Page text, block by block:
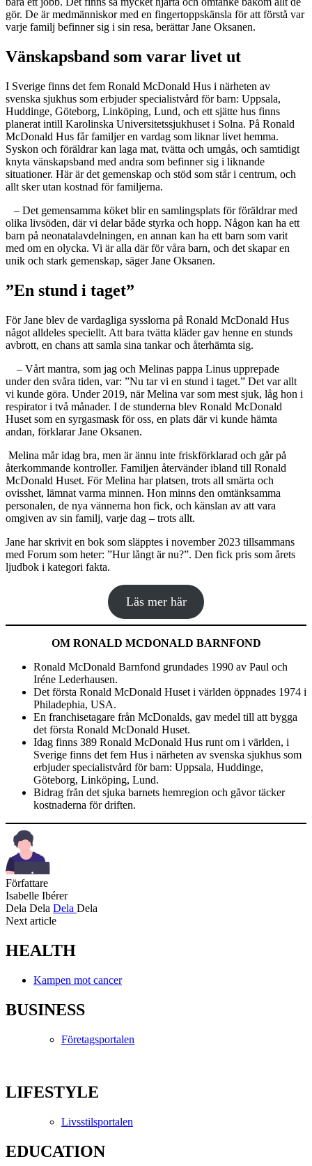
gör. De är medmänniskor med en fingertoppskänsla för att förstå var
varje familj befinner sig i sin resa, berättar Jane Oksanen.
Vänskapsband som varar livet ut
I Sverige finns det fem Ronald McDonald Hus i närheten av
svenska sjukhus som erbjuder specialistvård för barn: Uppsala,
Huddinge, Göteborg, Linköping, Lund, och ett sjätte hus finns
planerat intill Karolinska Universitetssjukhuset i Solna. På Ronald
McDonald Hus får familjer en vardag som liknar livet hemma.
Syskon och föräldrar kan laga mat, tvätta och umgås, och samtidigt
knyta vänskapsband med andra som befinner sig i liknande
situationer. Här är det gemenskap och stöd som står i centrum, och
allt sker utan kostnad för familjerna.
– Det gemensamma köket blir en samlingsplats för föräldrar med
olika livsöden, där vi delar både styrka och hopp. Någon kan ha ett
barn på neonatalavdelningen, en annan kan ha ett barn som varit
med om en olycka. Vi är alla där för våra barn, och det skapar en
unik och stark gemenskap, säger Jane Oksanen.
”En stund i taget”
För Jane blev de vardagliga sysslorna på Ronald McDonald Hus
något alldeles speciellt. Att bara tvätta kläder gav henne en stunds
avbrott, en chans att samla sina tankar och återhämta sig.
– Vårt mantra, som jag och Melinas pappa Linus upprepade
under den svåra tiden, var: ”Nu tar vi en stund i taget.” Det var allt
vi kunde göra. Under 2019, när Melina var som mest sjuk, låg hon i
respirator i två månader. I de stunderna blev Ronald McDonald
Huset som en syrgasmask för oss, en plats där vi kunde hämta
andan, förklarar Jane Oksanen.
Melina mår idag bra, men är ännu inte friskförklarad och går på
återkommande kontroller. Familjen återvänder ibland till Ronald
McDonald Huset. För Melina har platsen, trots all smärta och
ovisshet, lämnat varma minnen. Hon minns den omtänksamma
personalen, de nya vännerna hon fick, och känslan av att vara
omgiven av sin familj, varje dag – trots allt.
Jane har skrivit en bok som släpptes i november 2023 tillsammans
med Forum som heter: ”Hur långt är nu?”. Den fick pris som årets
ljudbok i kategori fakta.
Läs mer här
OM RONALD MCDONALD BARNFOND
Ronald McDonald Barnfond grundades 1990 av Paul och
Iréne Lederhausen.
Det första Ronald McDonald Huset i världen öppnades 1974 i
Philadephia, USA.
En franchisetagare från McDonalds, gav medel till att bygga
det första Ronald McDonald Huset.
Idag finns 389 Ronald McDonald Hus runt om i världen, i
Sverige finns det fem Hus i närheten av svenska sjukhus som
erbjuder specialistvård för barn: Uppsala, Huddinge,
Göteborg, Linköping, Lund.
Bidrag från det sjuka barnets hemregion och gåvor täcker
kostnaderna för driften.
Författare
Isabelle Ibérer
Dela Dela Dela Dela
Next article
HEALTH
Kampen mot cancer
BUSINESS
Företagsportalen
LIFESTYLE
Livsstilsportalen
EDUCATION